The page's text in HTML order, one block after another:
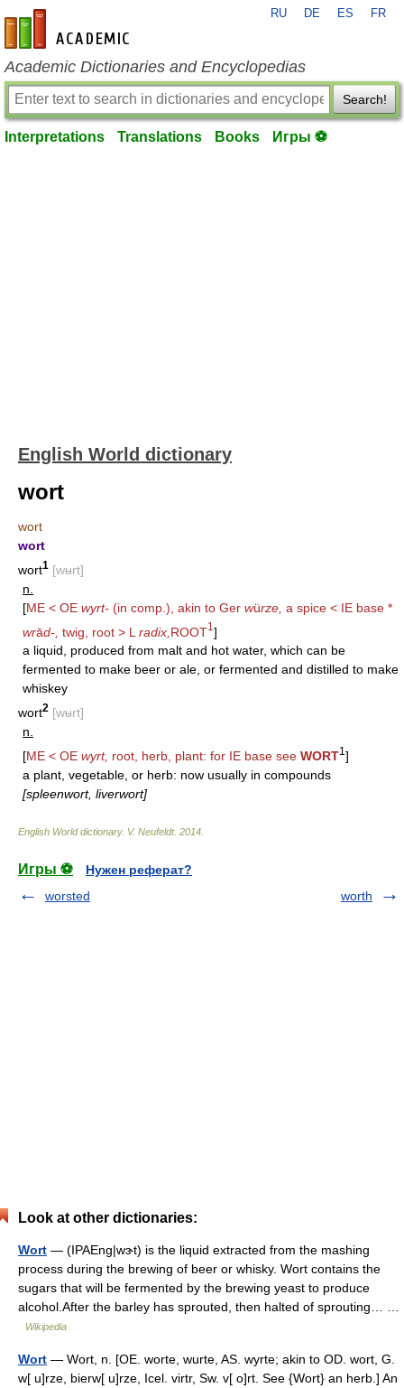
en-academic.com
RU DE ES FR
Academic Dictionaries and Encyclopedias
Search!
Interpretations Translations Books Игры ⚽
English World dictionary
wort
wort
wort
wort1 [wʉrt]
n.
[ME < OE wyrt- (in comp.), akin to Ger würze, a spice < IE base *
wrād-, twig, root > L radix, ROOT1]
a liquid, produced from malt and hot water, which can be
fermented to make beer or ale, or fermented and distilled to make
whiskey
wort2 [wʉrt]
n.
[ME < OE wyrt, root, herb, plant: for IE base see WORT1 ]
a plant, vegetable, or herb: now usually in compounds
[spleenwort, liverwort]
English World dictionary. V. Neufeldt. 2014
Игры ⚽
Нужен реферат?
worsted
worth
Look at other dictionaries:
Wort — (IPAEng|wɝt) is the liquid extracted from the mashing
process during the brewing of beer or whisky. Wort contains the
sugars that will be fermented by the brewing yeast to produce
alcohol.After the barley has sprouted, then halted of sprouting… …
Wikipedia
Wort — Wort, n. [OE. worte, wurte, AS. wyrte; akin to OD. wort, G.
w[ u]rze, bierw[ u]rze, Icel. virtr, Sw. v[ o]rt. See {Wort} an herb.] An